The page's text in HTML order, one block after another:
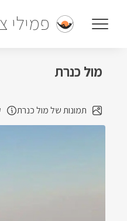
פמילי
מול כנרת
תמונות של מול כנרת